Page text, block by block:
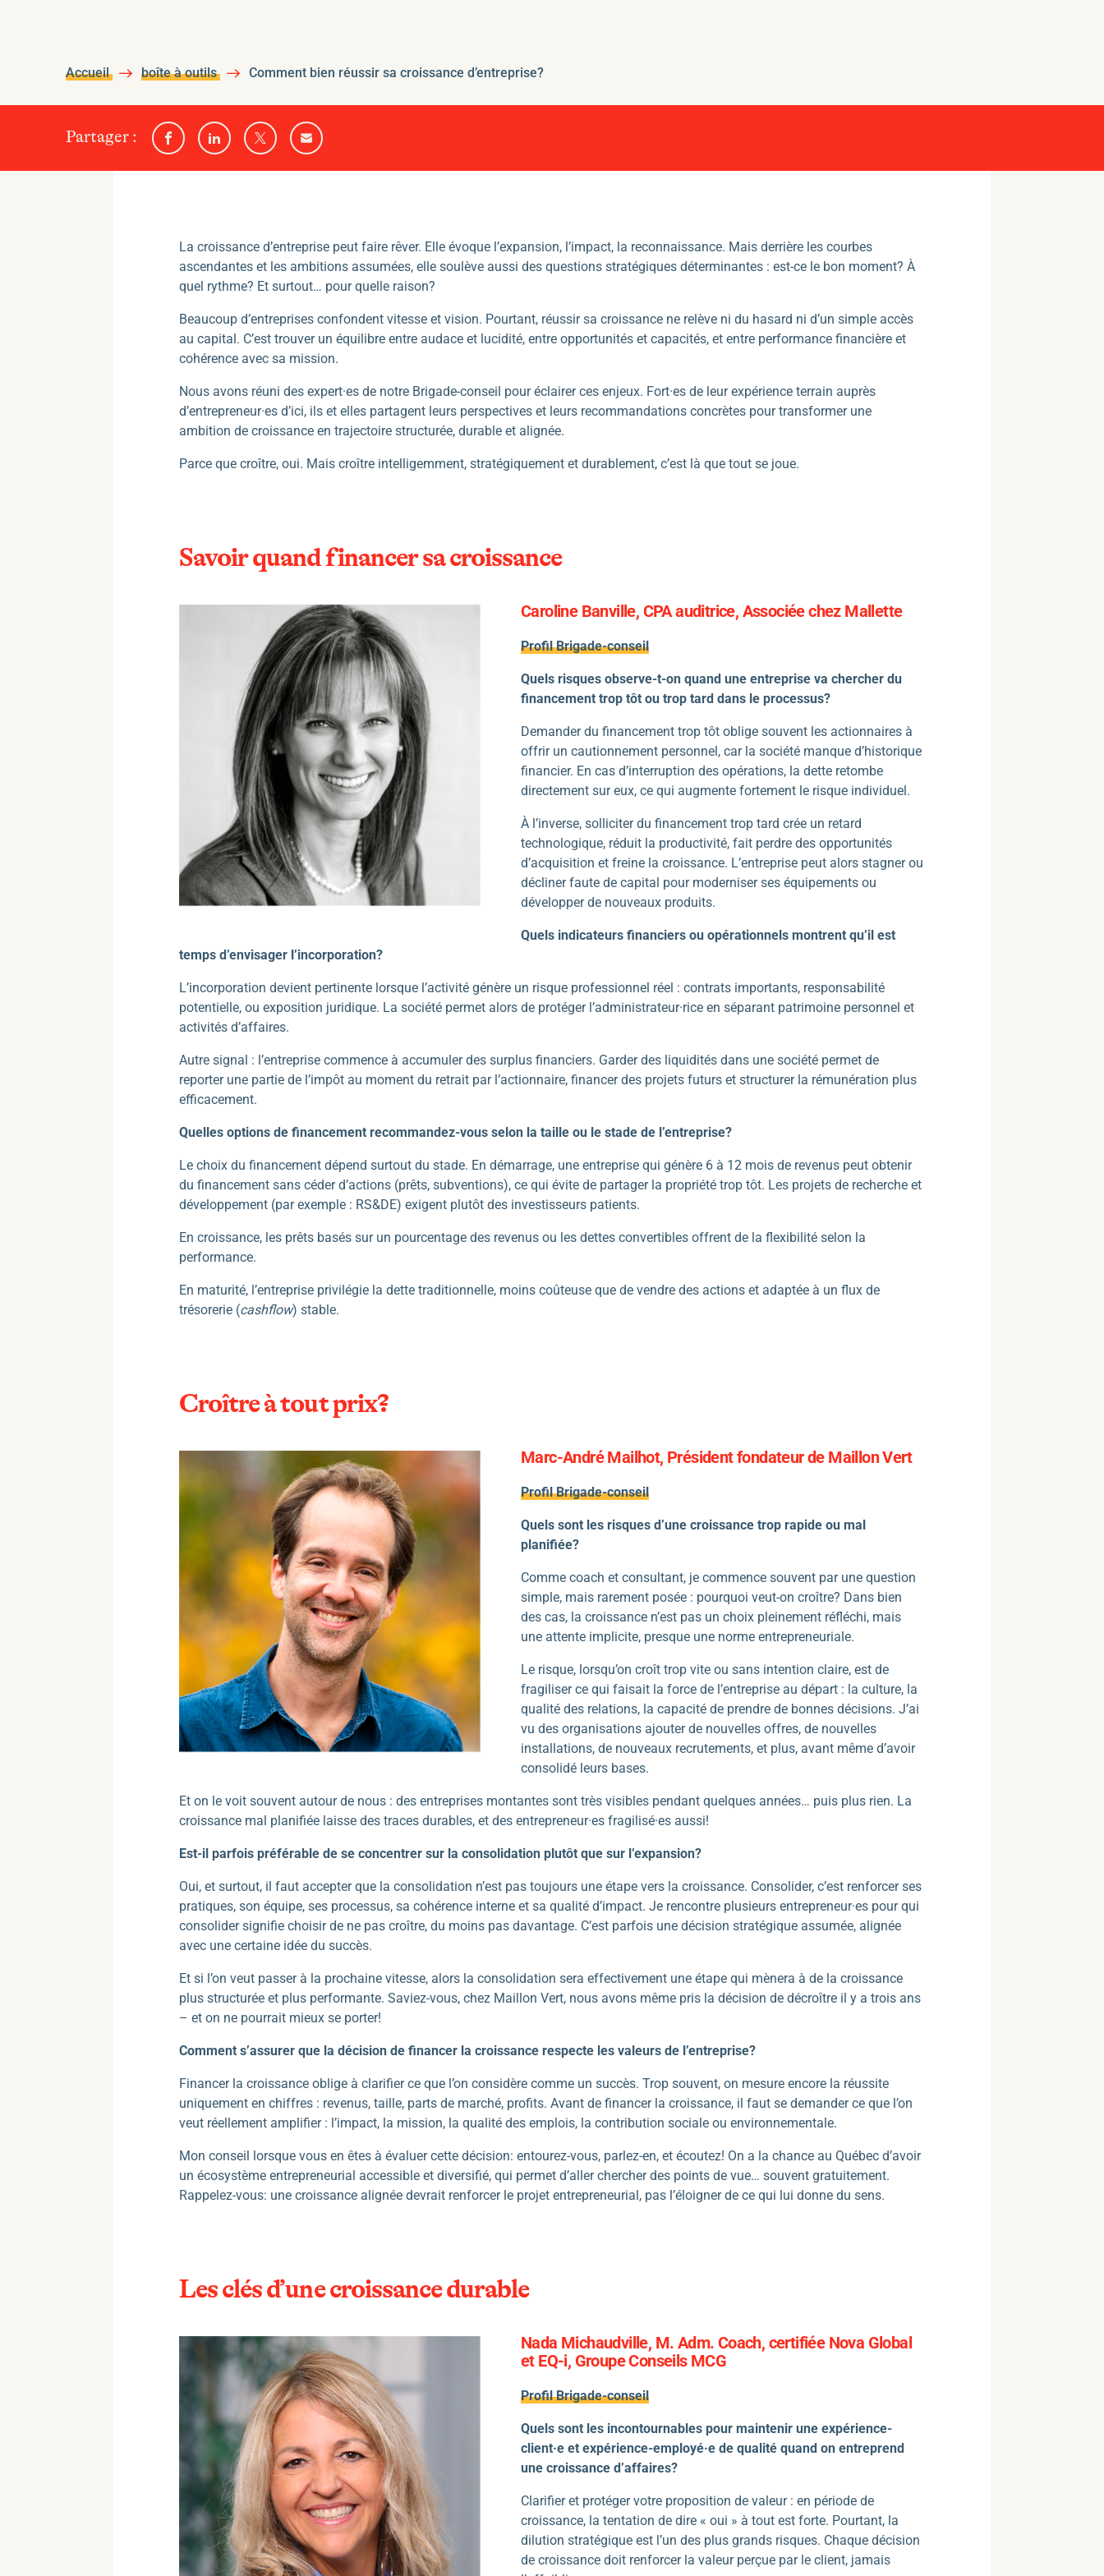
Accueil boîte à outils Comment bien réussir sa croissance d’entreprise?
Partagersur
des
:
Partager
sur
Facebook
Partager
sur
Linkedin
Partager
sur
Twitter
Partager
par
email
La croissance d’entreprise peut faire rêver. Elle évoque l’expansion, l’impact, la reconnaissance. Mais derrière les courbes
ascendantes et les ambitions assumées, elle soulève aussi des questions stratégiques déterminantes : est-ce le bon moment? À
quel rythme? Et surtout… pour quelle raison?
Beaucoup d’entreprises confondent vitesse et vision. Pourtant, réussir sa croissance ne relève ni du hasard ni d’un simple accès
au capital. C’est trouver un équilibre entre audace et lucidité, entre opportunités et capacités, et entre performance financière et
cohérence avec sa mission.
Nous avons réuni des expert·es de notre Brigade-conseil pour éclairer ces enjeux. Fort·es de leur expérience terrain auprès
d’entrepreneur·es d’ici, ils et elles partagent leurs perspectives et leurs recommandations concrètes pour transformer une
ambition de croissance en trajectoire structurée, durable et alignée.
Parce que croître, oui. Mais croître intelligemment, stratégiquement et durablement, c’est là que tout se joue.
Savoir quand financer sa croissance
Caroline Banville, CPA auditrice, Associée chez Mallette
Profil Brigade-conseil
Quels risques observe-t-on quand une entreprise va chercher du
financement trop tôt ou trop tard dans le processus?
Demander du financement trop tôt oblige souvent les actionnaires à
offrir un cautionnement personnel, car la société manque d’historique
financier. En cas d’interruption des opérations, la dette retombe
directement sur eux, ce qui augmente fortement le risque individuel.
À l’inverse, solliciter du financement trop tard crée un retard
technologique, réduit la productivité, fait perdre des opportunités
d’acquisition et freine la croissance. L’entreprise peut alors stagner ou
décliner faute de capital pour moderniser ses équipements ou
développer de nouveaux produits.
Quels indicateurs financiers ou opérationnels montrent qu’il est
temps d’envisager l’incorporation?
L’incorporation devient pertinente lorsque l’activité génère un risque professionnel réel : contrats importants, responsabilité
potentielle, ou exposition juridique. La société permet alors de protéger l’administrateur·rice en séparant patrimoine personnel et
activités d’affaires.
Autre signal : l’entreprise commence à accumuler des surplus financiers. Garder des liquidités dans une société permet de
reporter une partie de l’impôt au moment du retrait par l’actionnaire, financer des projets futurs et structurer la rémunération plus
efficacement.
Quelles options de financement recommandez-vous selon la taille ou le stade de l’entreprise?
Le choix du financement dépend surtout du stade. En démarrage, une entreprise qui génère 6 à 12 mois de revenus peut obtenir
du financement sans céder d’actions (prêts, subventions), ce qui évite de partager la propriété trop tôt. Les projets de recherche et
développement (par exemple : RS&DE) exigent plutôt des investisseurs patients.
En croissance, les prêts basés sur un pourcentage des revenus ou les dettes convertibles offrent de la flexibilité selon la
performance.
En maturité, l’entreprise privilégie la dette traditionnelle, moins coûteuse que de vendre des actions et adaptée à un flux de
trésorerie (cashflow) stable.
Croître à tout prix?
Marc-André Mailhot, Président fondateur de Maillon Vert
Profil Brigade-conseil
Quels sont les risques d’une croissance trop rapide ou mal
planifiée?
Comme coach et consultant, je commence souvent par une question
simple, mais rarement posée : pourquoi veut-on croître? Dans bien
des cas, la croissance n’est pas un choix pleinement réfléchi, mais
une attente implicite, presque une norme entrepreneuriale.
Le risque, lorsqu’on croît trop vite ou sans intention claire, est de
fragiliser ce qui faisait la force de l’entreprise au départ : la culture, la
qualité des relations, la capacité de prendre de bonnes décisions. J’ai
vu des organisations ajouter de nouvelles offres, de nouvelles
installations, de nouveaux recrutements, et plus, avant même d’avoir
consolidé leurs bases.
Et on le voit souvent autour de nous : des entreprises montantes sont très visibles pendant quelques années… puis plus rien. La
croissance mal planifiée laisse des traces durables, et des entrepreneur·es fragilisé·es aussi!
Est-il parfois préférable de se concentrer sur la consolidation plutôt que sur l’expansion?
Oui, et surtout, il faut accepter que la consolidation n’est pas toujours une étape vers la croissance. Consolider, c’est renforcer ses
pratiques, son équipe, ses processus, sa cohérence interne et sa qualité d’impact. Je rencontre plusieurs entrepreneur·es pour qui
consolider signifie choisir de ne pas croître, du moins pas davantage. C’est parfois une décision stratégique assumée, alignée
avec une certaine idée du succès.
Et si l’on veut passer à la prochaine vitesse, alors la consolidation sera effectivement une étape qui mènera à de la croissance
plus structurée et plus performante. Saviez-vous, chez Maillon Vert, nous avons même pris la décision de décroître il y a trois ans
– et on ne pourrait mieux se porter!
Comment s’assurer que la décision de financer la croissance respecte les valeurs de l’entreprise?
Financer la croissance oblige à clarifier ce que l’on considère comme un succès. Trop souvent, on mesure encore la réussite
uniquement en chiffres : revenus, taille, parts de marché, profits. Avant de financer la croissance, il faut se demander ce que l’on
veut réellement amplifier : l’impact, la mission, la qualité des emplois, la contribution sociale ou environnementale.
Mon conseil lorsque vous en êtes à évaluer cette décision: entourez-vous, parlez-en, et écoutez! On a la chance au Québec d’avoir
un écosystème entrepreneurial accessible et diversifié, qui permet d’aller chercher des points de vue… souvent gratuitement.
Rappelez-vous: une croissance alignée devrait renforcer le projet entrepreneurial, pas l’éloigner de ce qui lui donne du sens.
Les clés d’une croissance durable
Nada Michaudville, M. Adm. Coach, certifiée Nova Global
et EQ-i, Groupe Conseils MCG
Profil Brigade-conseil
Quels sont les incontournables pour maintenir une expérience-
client·e et expérience-employé·e de qualité quand on entreprend
une croissance d’affaires?
Clarifier et protéger votre proposition de valeur : en période de
croissance, la tentation de dire « oui » à tout est forte. Pourtant, la
dilution stratégique est l’un des plus grands risques. Chaque décision
de croissance doit renforcer la valeur perçue par le client, jamais